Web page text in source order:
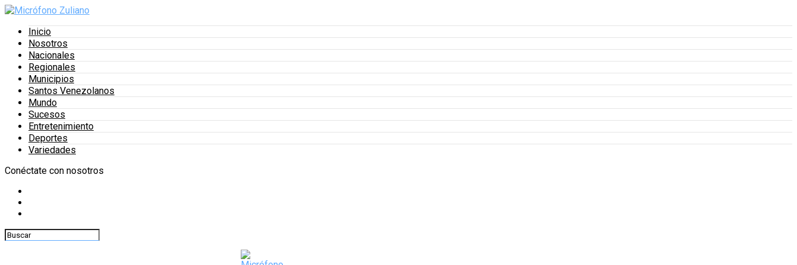
Inicio
Nosotros
Nacionales
Regionales
Municipios
Santos Venezolanos
Mundo
Sucesos
Entretenimiento
Deportes
Variedades
Conéctate con nosotros